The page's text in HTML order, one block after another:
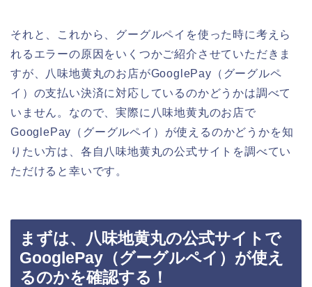
それと、これから、グーグルペイを使った時に考えら
れるエラーの原因をいくつかご紹介させていただきま
すが、八味地黄丸のお店がGooglePay（グーグルペ
イ）の支払い決済に対応しているのかどうかは調べて
いません。なので、実際に八味地黄丸のお店で
GooglePay（グーグルペイ）が使えるのかどうかを知
りたい方は、各自八味地黄丸の公式サイトを調べてい
ただけると幸いです。
まずは、八味地黄丸の公式サイトで
GooglePay（グーグルペイ）が使え
るのかを確認する！